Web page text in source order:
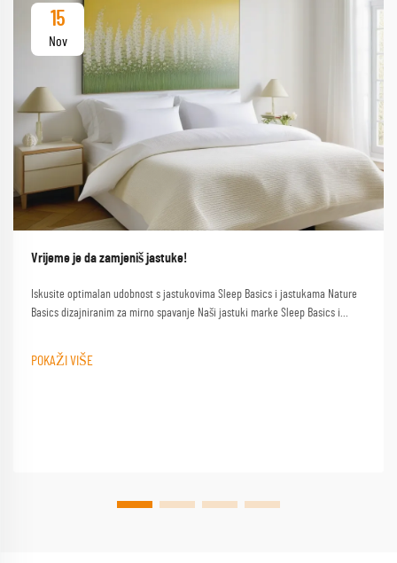
15
Nov
Vrijeme je da zamjeniš jastuke!
Iskusite optimalan udobnost s jastukovima Sleep Basics i jastukama Nature
Basics dizajniranim za mirno spavanje Naši jastuki marke Sleep Basics i
POKAŽI VIŠE